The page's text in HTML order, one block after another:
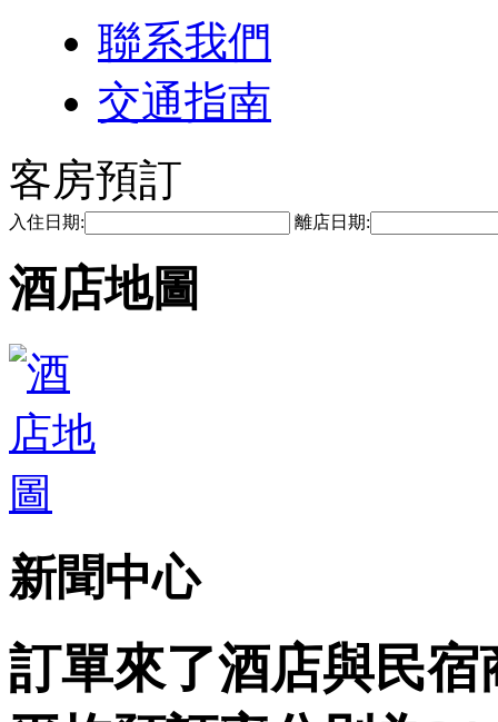
聯系我們
交通指南
客房預訂
入住日期: 離店日期:
酒店地圖
新聞中心
訂單來了酒店與民